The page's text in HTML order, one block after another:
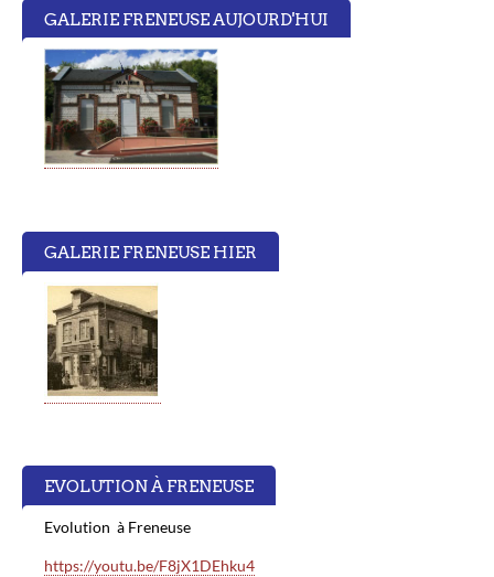
GALERIE FRENEUSE AUJOURD'HUI
GALERIE FRENEUSE HIER
EVOLUTION À FRENEUSE
Evolution à Freneuse
https://youtu.be/F8jX1DEhku4